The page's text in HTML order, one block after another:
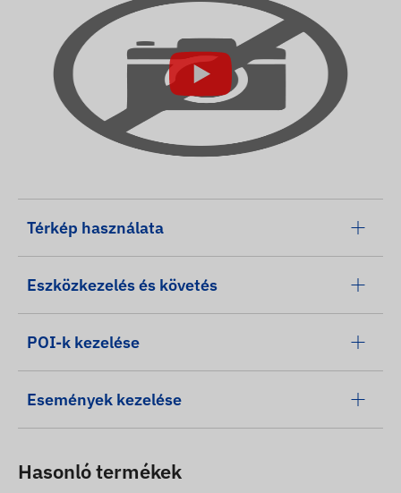
Térkép használata
Eszközkezelés és követés
POI-k kezelése
Események kezelése
Hasonló termékek